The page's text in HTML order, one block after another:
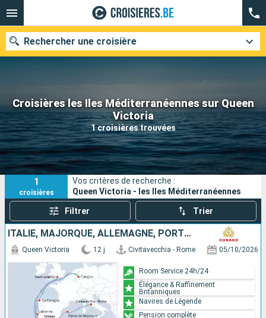
Croisières les Iles Méditerranéennes sur Queen
Victoria
1 croisières trouvées
Rechercher une croisière
Nos destinations
Mois de départ
Ports Compagnies
Rechercher
1
croisières
Vos critères de recherche :
Queen Victoria - les Iles Méditerranéennes
Filtrer Trier
ITALIE, MAJORQUE, ALLEMAGNE, PORTUGAL, ESPAGNE, ROYAUME-UNI
Queen Victoria 12 j Civitavecchia - Rome 05/10/2026
Room Service 24h/24
Élégance & Raffinement
Britanniques
Navires de Légende
Pension complète